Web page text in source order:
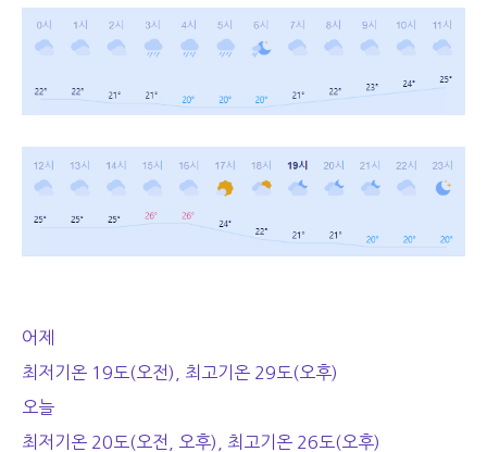
어제
최저기온 19도(오전), 최고기온 29도(오후)
오늘
최저기온 20도(오전, 오후), 최고기온 26도(오후)